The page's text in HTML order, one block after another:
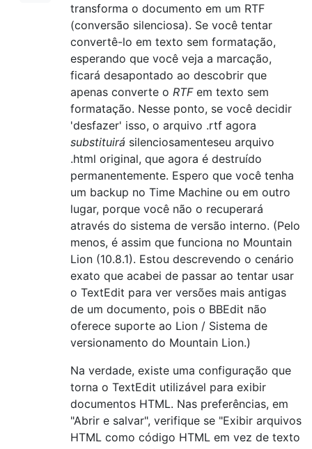
transforma o documento em um RTF
(conversão silenciosa). Se você tentar
convertê-lo em texto sem formatação,
esperando que você veja a marcação,
ficará desapontado ao descobrir que
apenas converte o RTFem texto sem
formatação. Nesse ponto, se você decidir
'desfazer' isso, o arquivo .rtf agora
substituirá silenciosamenteseu arquivo
.html original, que agora é destruído
permanentemente. Espero que você tenha
um backup no Time Machine ou em outro
lugar, porque você não o recuperará
através do sistema de versão interno. (Pelo
menos, é assim que funciona no Mountain
Lion (10.8.1). Estou descrevendo o cenário
exato que acabei de passar ao tentar usar
o TextEdit para ver versões mais antigas
de um documento, pois o BBEdit não
oferece suporte ao Lion / Sistema de
versionamento do Mountain Lion.)
Na verdade, existe uma configuração que
torna o TextEdit utilizável para exibir
documentos HTML. Nas preferências, em
"Abrir e salvar", verifique se "Exibir arquivos
HTML como código HTML em vez de texto